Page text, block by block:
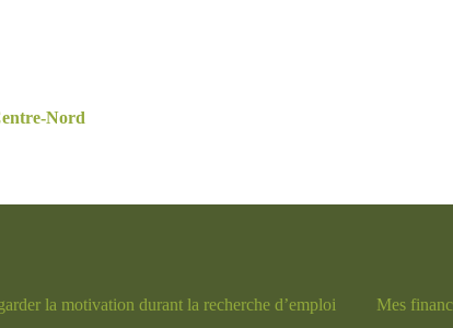
Nord
la motivation durant la recherche d’emploi Mes